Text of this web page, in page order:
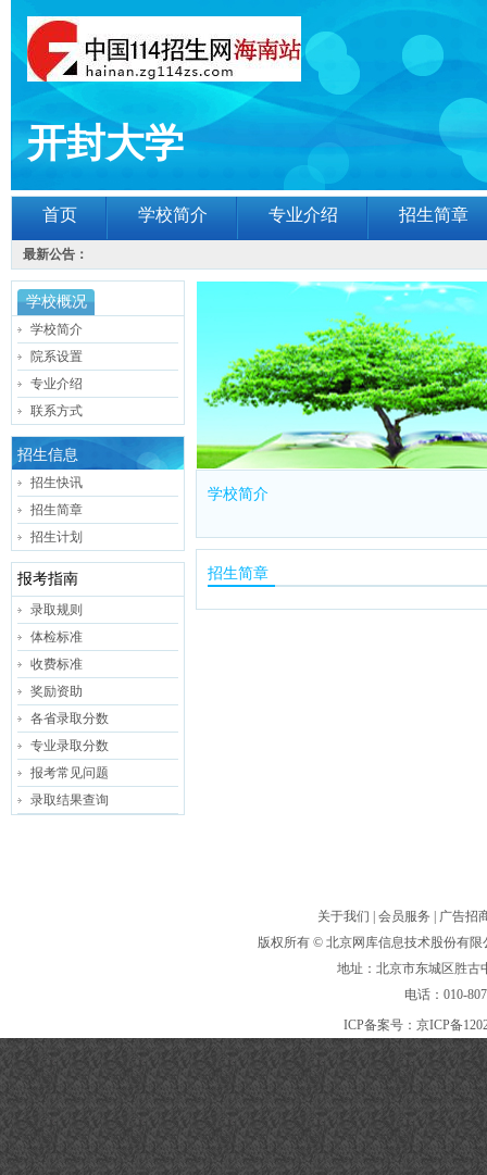
开封大学
首页 学校简介 专业介绍 招生简章
最新公告：
学校概况
学校简介
院系设置
专业介绍
联系方式
招生信息
招生快讯
招生简章
招生计划
报考指南
录取规则
体检标准
收费标准
奖励资助
各省录取分数
专业录取分数
报考常见问题
录取结果查询
学校简介
招生简章
关于我们 会员服务
广告招
版权所有 © 北京网库信息技术股份有限
地址：北京市东城区胜
电话：010-
ICP备案号： 京ICP备